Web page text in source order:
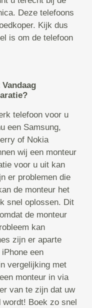
Deze telefoons
Kijk dus
is om de telefoon
telefoon voor u
een Samsung,
of Nokia
wij een monteur
voor u uit kan
er problemen die
de monteur het
snel oplossen. Dit
de monteur
kan
zijn er aparte
een
vergelijking met
monteur in via
van te zijn dat uw
wordt! Boek zo snel